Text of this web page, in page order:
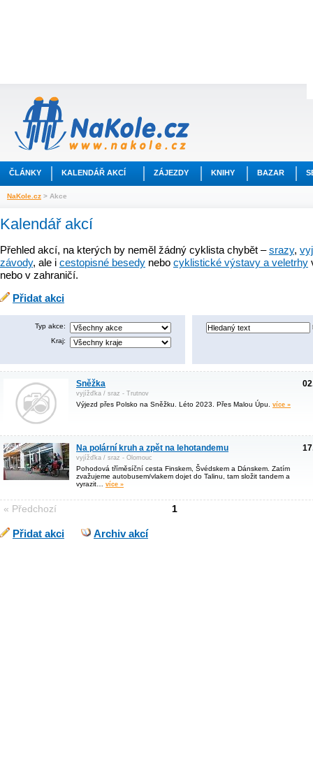
ČLÁNKY KALENDÁŘ AKCÍ ZÁJEZDY KNIHY BAZAR
NaKole.cz > Akce
Kalendář akcí
Přehled akcí, na kterých by neměl žádný cyklista chybět –srazy,
závody, ale i cestopisné besedy nebo cyklistické výstavy a veletrhy
nebo v zahraničí.
Přidat akci
Typ akce:
Kraj:
Sněžka
vyjížďka / sraz - Trutnov
Výjezd přes Polsko na Sněžku. Léto 2023. Přes Malou Úpu. více »
Na polární kruh a zpět na lehotandemu
vyjížďka / sraz - Olomouc
Pohodová tříměsíční cesta Finskem, Švédskem a Dánskem. Zatím
zvažujeme autobusem/vlakem dojet do Talinu, tam složit tandem a
vyrazit… více »
« Předchozí 1
Přidat akci Archiv akcí